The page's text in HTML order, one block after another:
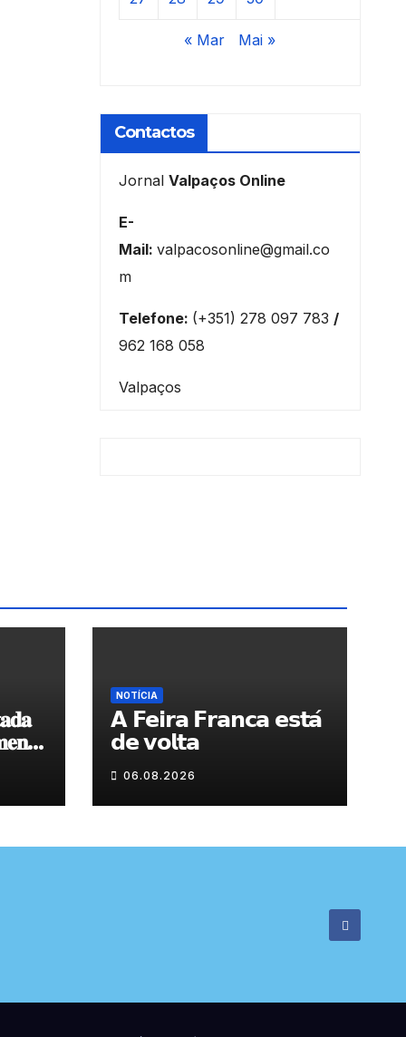
« Mar Mai »
Contactos
Jornal Valpaços Online
E-
Mail: valpacosonline@gmail.co
m
Telefone: (+351) 278 097 783 /
962 168 058
Valpaços
NOTÍCIA
𝗔 𝗙𝗲𝗶𝗿𝗮 𝗙𝗿𝗮𝗻𝗰𝗮 𝗲𝘀𝘁𝗮́
𝗱𝗲 𝘃𝗼𝗹𝘁𝗮
06.08.2026